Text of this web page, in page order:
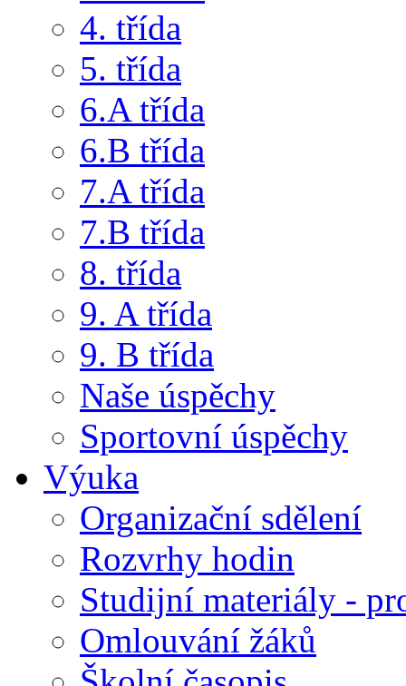
4. třída
5. třída
6.A třída
6.B třída
7.A třída
7.B třída
8. třída
9. A třída
9. B třída
Naše úspěchy
Sportovní úspěchy
Výuka
Organizační sdělení
Rozvrhy hodin
Studijní materiály -
Omlouvání žáků